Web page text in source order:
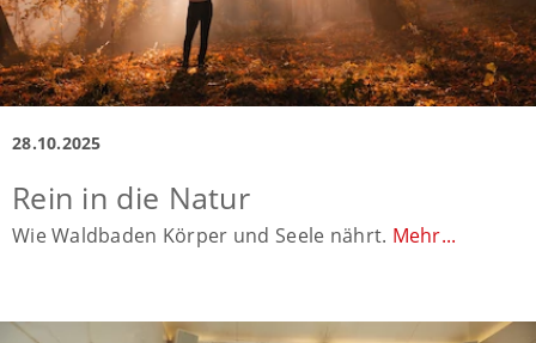
28.10.2025
Rein in die Natur
Wie Waldbaden Körper und Seele nährt. Mehr...